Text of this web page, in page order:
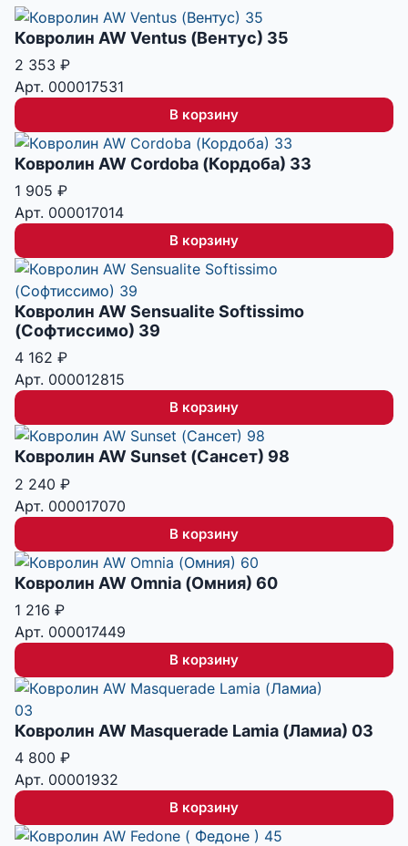
Ковролин AW Ventus (Вентус) 35
2 353 ₽
Арт. 000017531
В корзину
Ковролин AW Cordoba (Кордоба) 33
1 905 ₽
Арт. 000017014
В корзину
Ковролин AW Sensualite Softissimo
(Софтиссимо) 39
4 162 ₽
Арт. 000012815
В корзину
Ковролин AW Sunset (Сансет) 98
2 240 ₽
Арт. 000017070
В корзину
Ковролин AW Omnia (Омния) 60
1 216 ₽
Арт. 000017449
В корзину
Ковролин AW Masquerade Lamia (Ламиа) 03
4 800 ₽
Арт. 00001932
В корзину